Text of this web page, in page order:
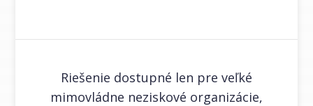
Riešenie dostupné len pre veľké
mimovládne neziskové organizácie,